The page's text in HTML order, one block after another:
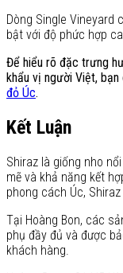
Dòng Single Vineyard
bật với độ phức hợp
Để hiểu rõ đặc trưng
khẩu vị người Việt,
đỏ Úc.
Kết Luận
Shiraz là giống nho
mẽ và khả năng kết
phong cách Úc,
Tại Hoàng Bon, các
phụ đầy đủ và được
khách hàng.